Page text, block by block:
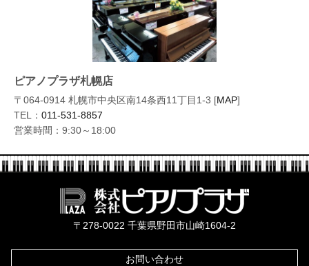
ピアノプラザ札幌店
〒064-0914 札幌市中央区南14条西11丁目1-3 [MAP]
TEL： 011-531-8857
営業時間：9:30～18:00
〒278-0022 千葉県野田市山崎1604-2
お問い合わせ